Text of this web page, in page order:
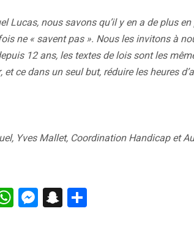
Lucas, nous savons qu’il y en a de plus
ne « savent pas ». Nous les invitons à
12 ans, les textes de lois sont les
et ce dans un seul but, réduire les heures
Yves Mallet, Coordination Handicap et
W
h
M
es
S
n